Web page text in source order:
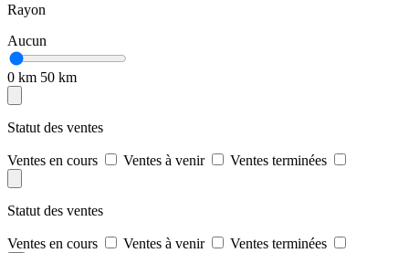
Rayon
Aucun
0 km 50 km
Statut des ventes
Ventes en cours Ventes à venir Ventes terminées
Statut des ventes
Ventes en cours Ventes à venir Ventes terminées